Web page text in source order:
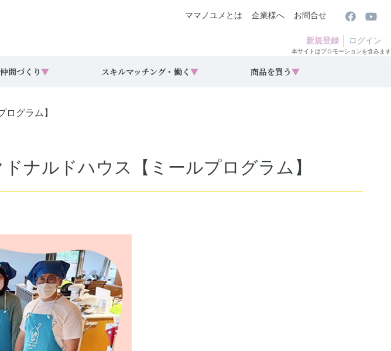
ママノユメとは 企業様へ お問合せ
新規登録 ログイン
本サイトはプロモーションを含みます
仲間づくり ▼ スキルマッチング・働く ▼ 商品を買う ▼
グラム】
ナルドハウス【ミールプログラム】